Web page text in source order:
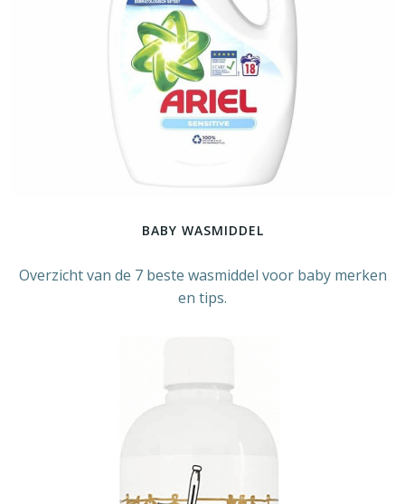
BABY WASMIDDEL
Overzicht van de 7 beste wasmiddel voor baby merken
en tips.